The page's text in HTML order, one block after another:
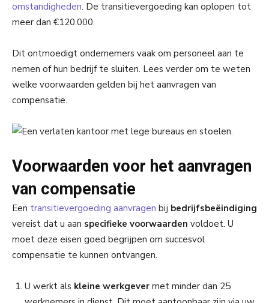
omstandigheden. De transitievergoeding kan oplopen tot
meer dan €120.000.
Dit ontmoedigt ondernemers vaak om personeel aan te
nemen of hun bedrijf te sluiten. Lees verder om te weten
welke voorwaarden gelden bij het aanvragen van
compensatie.
Voorwaarden voor het aanvragen
van compensatie
Een transitievergoeding aanvragen bij bedrijfsbeëindiging
vereist dat u aan specifieke voorwaarden voldoet. U
moet deze eisen goed begrijpen om succesvol
compensatie te kunnen ontvangen.
U werkt als kleine werkgever met minder dan 25